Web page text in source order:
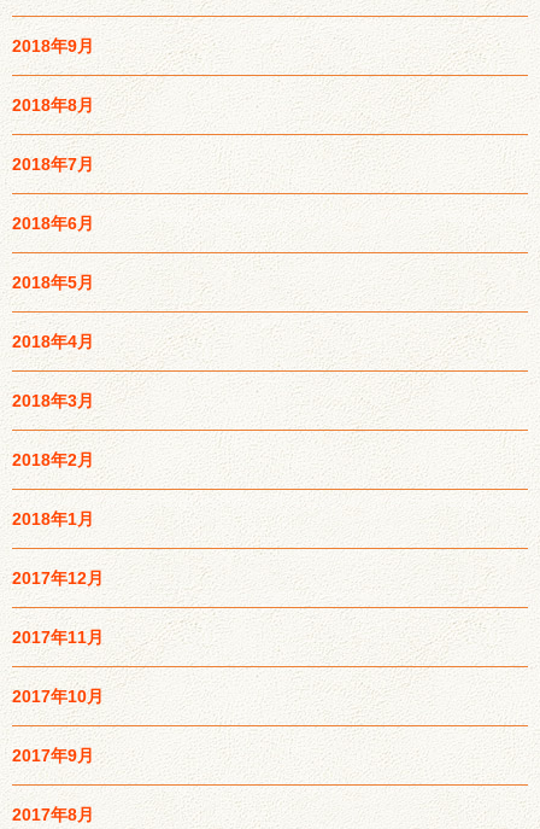
2018年9月
2018年8月
2018年7月
2018年6月
2018年5月
2018年4月
2018年3月
2018年2月
2018年1月
2017年12月
2017年11月
2017年10月
2017年9月
2017年8月